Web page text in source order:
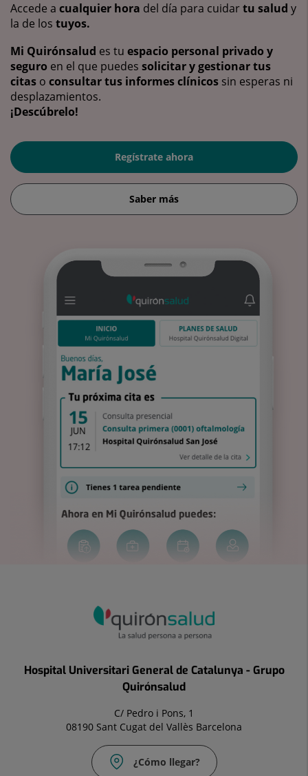
Accede a cualquier hora del día para cuidartu salud y
la de los tuyos.
Mi Quirónsalud es tu espacio personal privado y
seguro en el que puedes solicitar y gestionar tus
citas o consultar tus informes clínicos sin esperas ni
desplazamientos.
¡Descúbrelo!
Regístrate ahora
Saber más
Hospital Universitari General de Catalunya - Grupo
Quirónsalud
C/ Pedro i Pons, 1
08190 Sant Cugat del Vallès Barcelona
¿Cómo llegar?